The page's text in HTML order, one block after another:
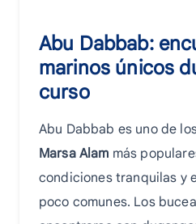
Abu Dabbab:
marinos únicos
curso
Abu Dabbab es uno de
Marsa Alam más
condiciones tranquilas y
poco comunes. Los